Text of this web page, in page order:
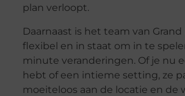
plan verloopt.
Daarnaast is het team van Grand
flexibel en in staat om in te
minute veranderingen. Of je nu
hebt of een intieme setting, ze
moeiteloos aan de locatie en de